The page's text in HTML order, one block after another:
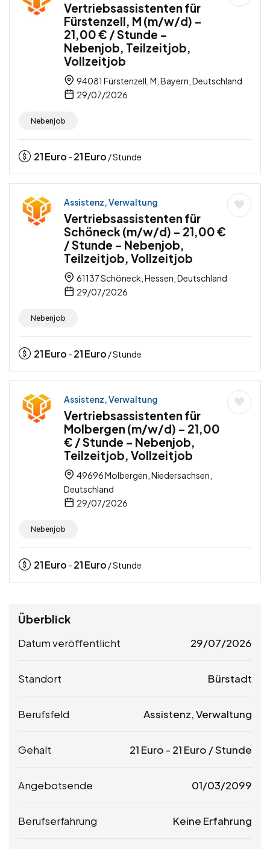
Vertriebsassistenten für
Fürstenzell, M (m/w/d) –
21,00 € / Stunde –
Nebenjob, Teilzeitjob,
Vollzeitjob
94081 Fürstenzell, M, Bayern, Deutschland
29/07/2026
Nebenjob
21Euro - 21Euro / Stunde
Assistenz, Verwaltung
Vertriebsassistenten für
Schöneck (m/w/d) – 21,00 €
/ Stunde – Nebenjob,
Teilzeitjob, Vollzeitjob
61137 Schöneck, Hessen, Deutschland
29/07/2026
Nebenjob
21Euro - 21Euro / Stunde
Assistenz, Verwaltung
Vertriebsassistenten für
Molbergen (m/w/d) – 21,00
€ / Stunde – Nebenjob,
Teilzeitjob, Vollzeitjob
49696 Molbergen, Niedersachsen,
Deutschland
29/07/2026
Nebenjob
21Euro - 21Euro / Stunde
Überblick
Datum veröffentlicht 29/07/2026
Standort Bürstadt
Berufsfeld Assistenz, Verwaltung
Gehalt 21 Euro - 21 Euro / Stunde
Angebotsende 01/03/2099
Berufserfahrung Keine Erfahrung